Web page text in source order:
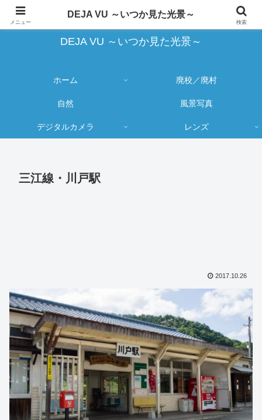
蔵出し写真の大売り出しとカメラ物欲のブログ
DEJA VU ～いつか見た光景～
ホーム 廃校／廃村
自然 風景写真
デジタルカメラ レンズ
三江線・川戸駅
2017.10.26
メニュー
DEJA VU ～いつか見た光景～
検索